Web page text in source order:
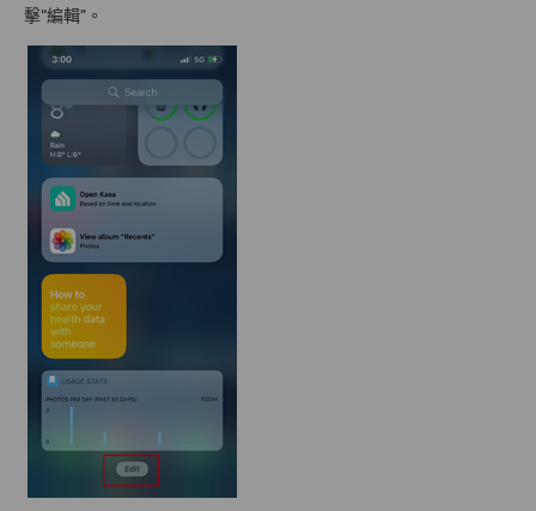
擊“編輯”。